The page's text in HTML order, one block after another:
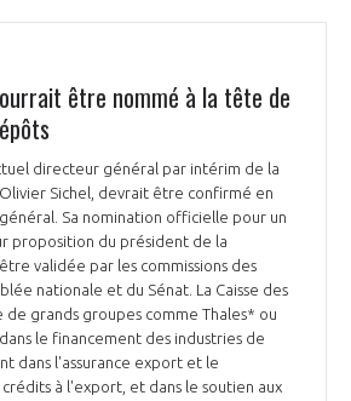
être nommé à la tête de
directeur général par intérim de la
Sichel, devrait être confirmé en
Sa nomination officielle pour un
proposition du président de la
validée par les commissions des
nationale et du Sénat. La Caisse des
de grands groupes comme Thales* ou
le financement des industries de
dans l'assurance export et le
à l'export, et dans le soutien aux